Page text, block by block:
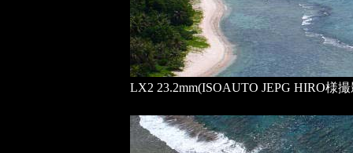
LX2 23.2mm(ISOAUTO JEPG HIRO様